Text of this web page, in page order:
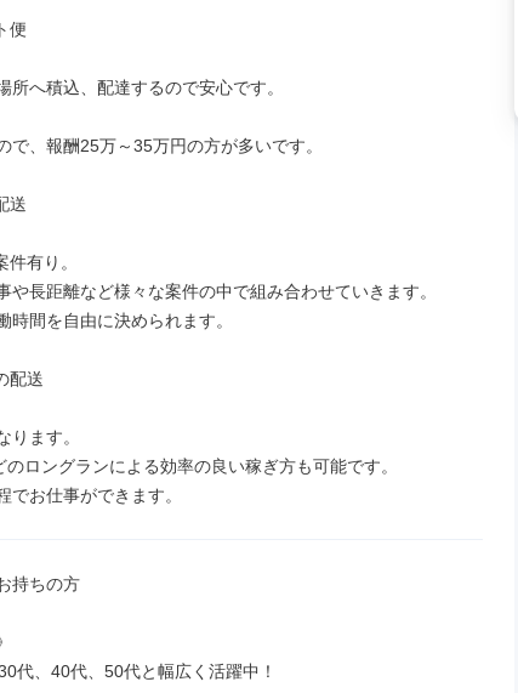
便
所へ積込、配達するので安心です。
で、報酬25万～35万円の方が多いです。
送
件有り。
や長距離など様々な案件の中で組み合わせていきます。
時間を自由に決められます。
配送
ります。
のロングランによる効率の良い稼ぎ方も可能です。
でお仕事ができます。
持ちの方
代、40代、50代と幅広く活躍中！